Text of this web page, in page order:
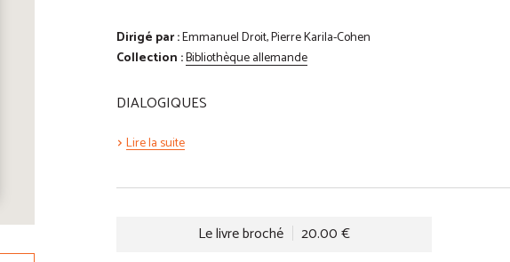
Dirigé par :Emmanuel Droit, Pierre Karila-Cohen
Collection :Bibliothèque allemande
DIALOGIQUES
Lire la suite
Le livre broché 20.00 €